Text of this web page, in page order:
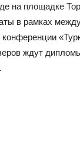
на площадке
в рамках
ждут